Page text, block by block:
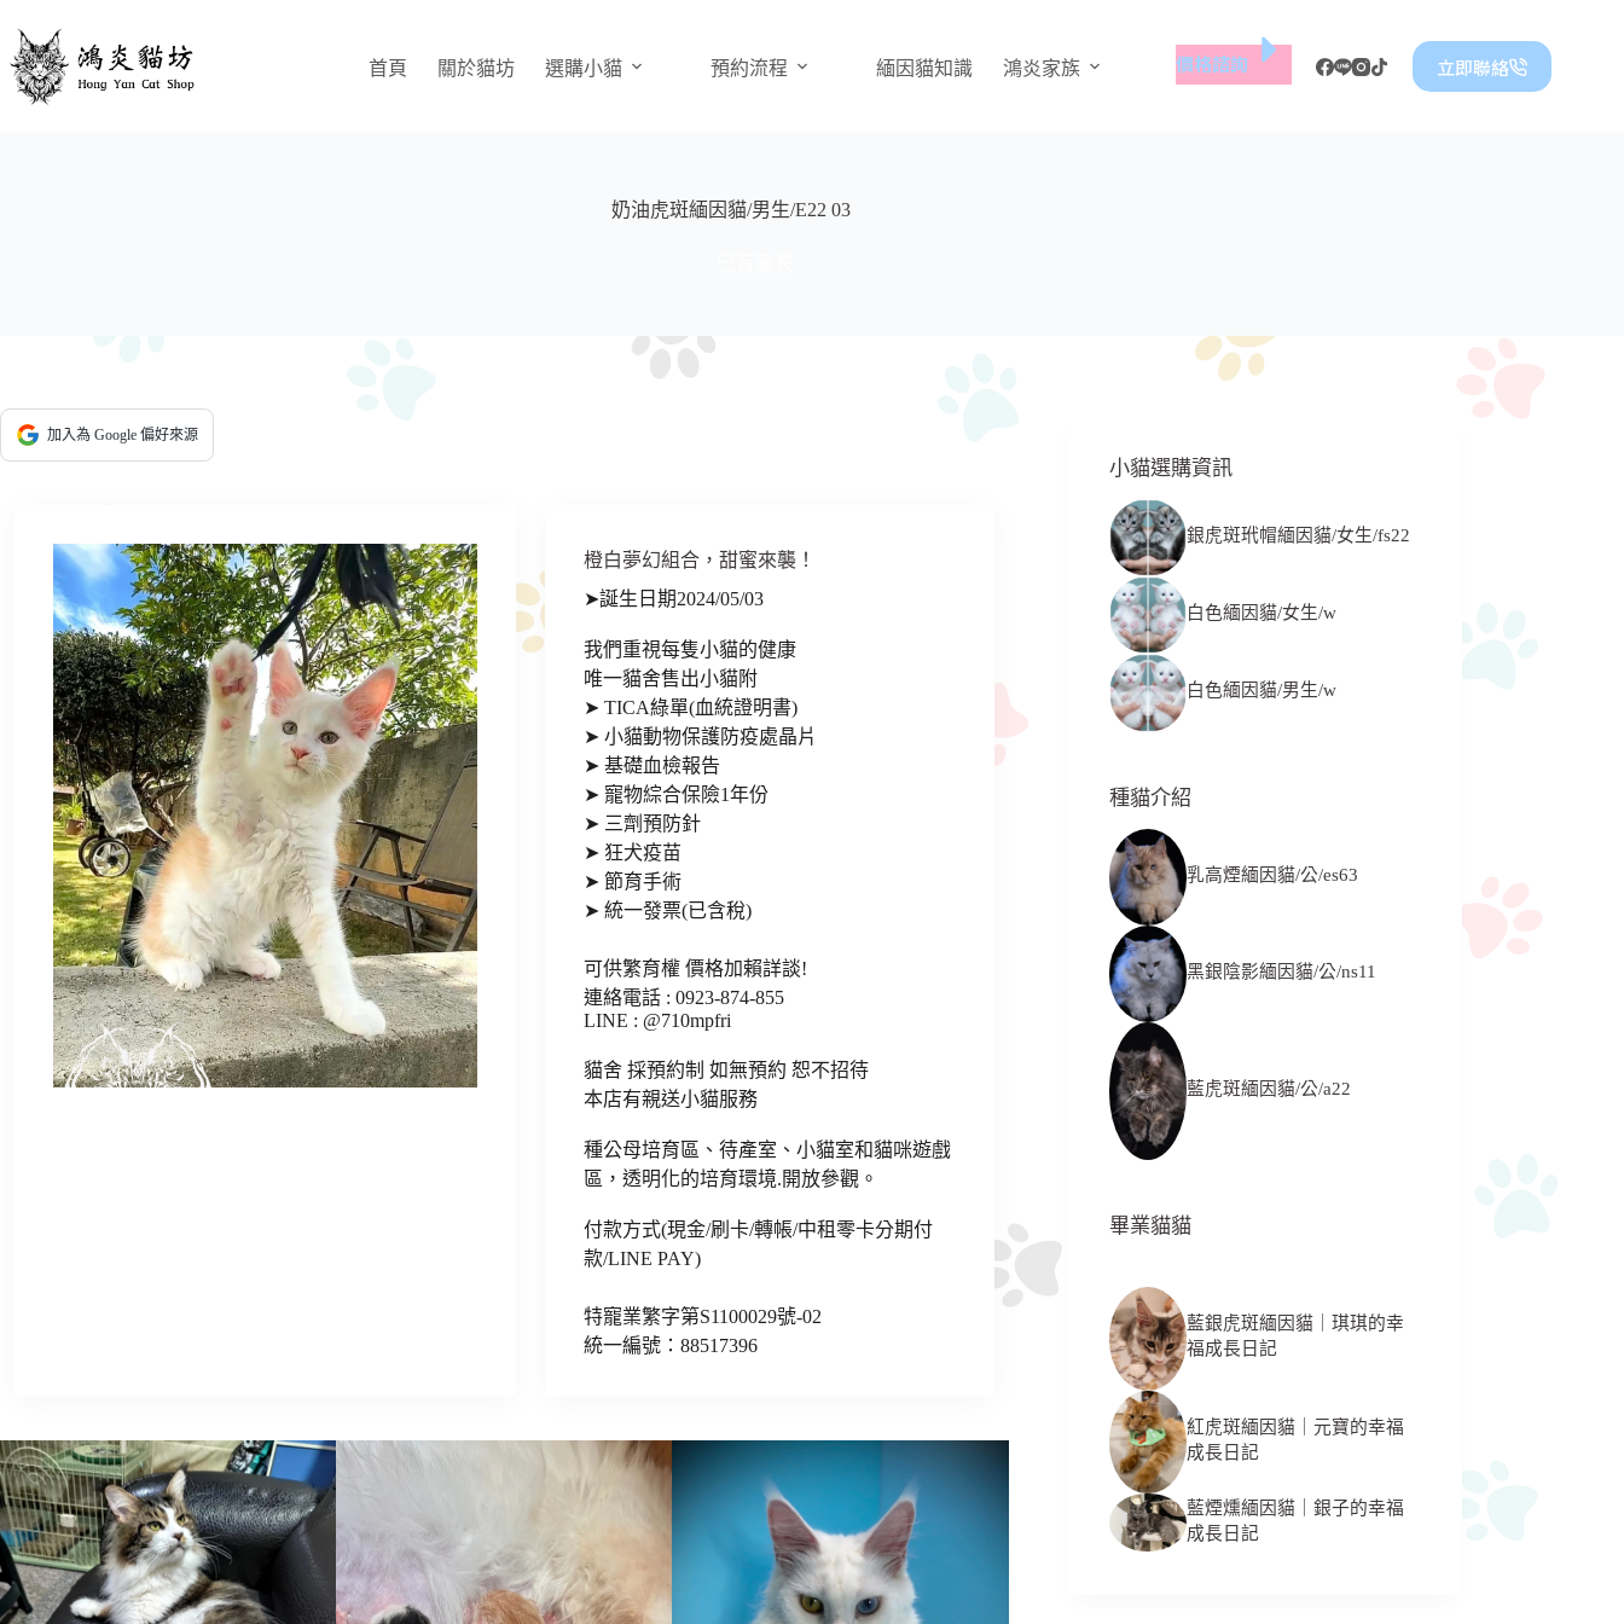
主
首頁 關於貓坊 選購小貓 預約流程 緬因貓知識 鴻炎家族 價格諮詢 立即聯絡
奶油虎斑緬因貓/男生/E22 03
加入為 Google 偏好來源
橙白夢幻組合，甜蜜來襲！
➤誕生日期2024/05/03
我們重視每隻小貓的健康
唯一貓舍售出小貓附
➤ TICA綠單(血統證明書)
➤ 小貓動物保護防疫處晶片
➤ 基礎血檢報告
➤ 寵物綜合保險1年份
➤ 三劑預防針
➤ 狂犬疫苗
➤ 節育手術
➤ 統一發票(已含稅)
可供繁育權 價格加賴詳談!
連絡電話 : 0923-874-855
LINE : @710mpfri
貓舍 採預約制 如無預約 恕不招待
本店有親送小貓服務
種公母培育區、待產室、小貓室和貓咪遊戲
區，透明化的培育環境.開放參觀。
付款方式(現金/刷卡/轉帳/中租零卡分期付
款/LINE PAY)
特寵業繁字第S1100029號-02
統一編號：88517396
小貓選購資訊
銀虎斑玳帽緬因貓/女生/fs22
白色緬因貓/女生/w
白色緬因貓/男生/w
種貓介紹
乳高煙緬因貓/公/es63
黑銀陰影緬因貓/公/ns11
藍虎斑緬因貓/公/a22
畢業貓貓
藍銀虎斑緬因貓｜琪琪的幸
福成長日記
紅虎斑緬因貓｜元寶的幸福
成長日記
藍煙燻緬因貓｜銀子的幸福
成長日記